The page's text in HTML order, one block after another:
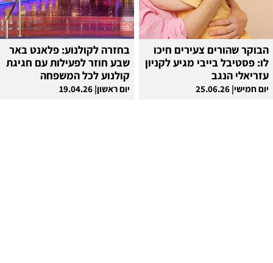
הבוקר שהורים צעירים חיכו
לו: פסטיבל בייבי מגיע לקניון
עזריאלי הנגב
יום חמישי| 25.06.26
בחזרה לקולנוע: פלאנט באר
שבע חוזר לפעילות עם חגיגת
קולנוע לכל המשפחה
יום ראשון| 19.04.26